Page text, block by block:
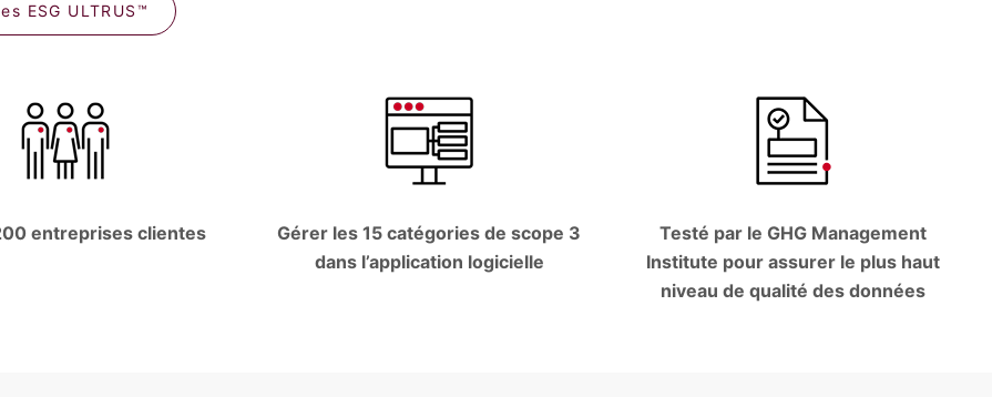
ESG ULTRUS™
entreprises clientes
Gérer les 15 catégories de scope 3
dans l’application logicielle
Testé par le GHG Management
Institute pour assurer le plus haut
niveau de qualité des données